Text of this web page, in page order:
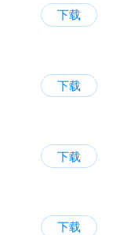
下载
下载
下载
下载